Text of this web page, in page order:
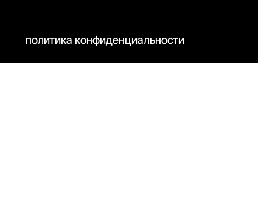
политика конфиденциальности